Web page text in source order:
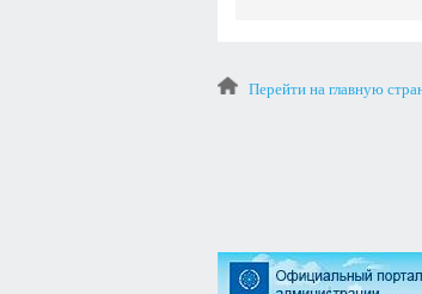
Перейти на главную